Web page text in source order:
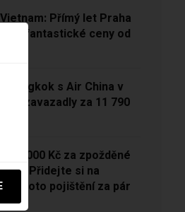
Přímý let Praha
za fantastické ceny od
– Bangkok s Air China v
se zavazadly za 11 790
5000 Kč za zpožděné
Přidejte si na
toto pojištění za pár